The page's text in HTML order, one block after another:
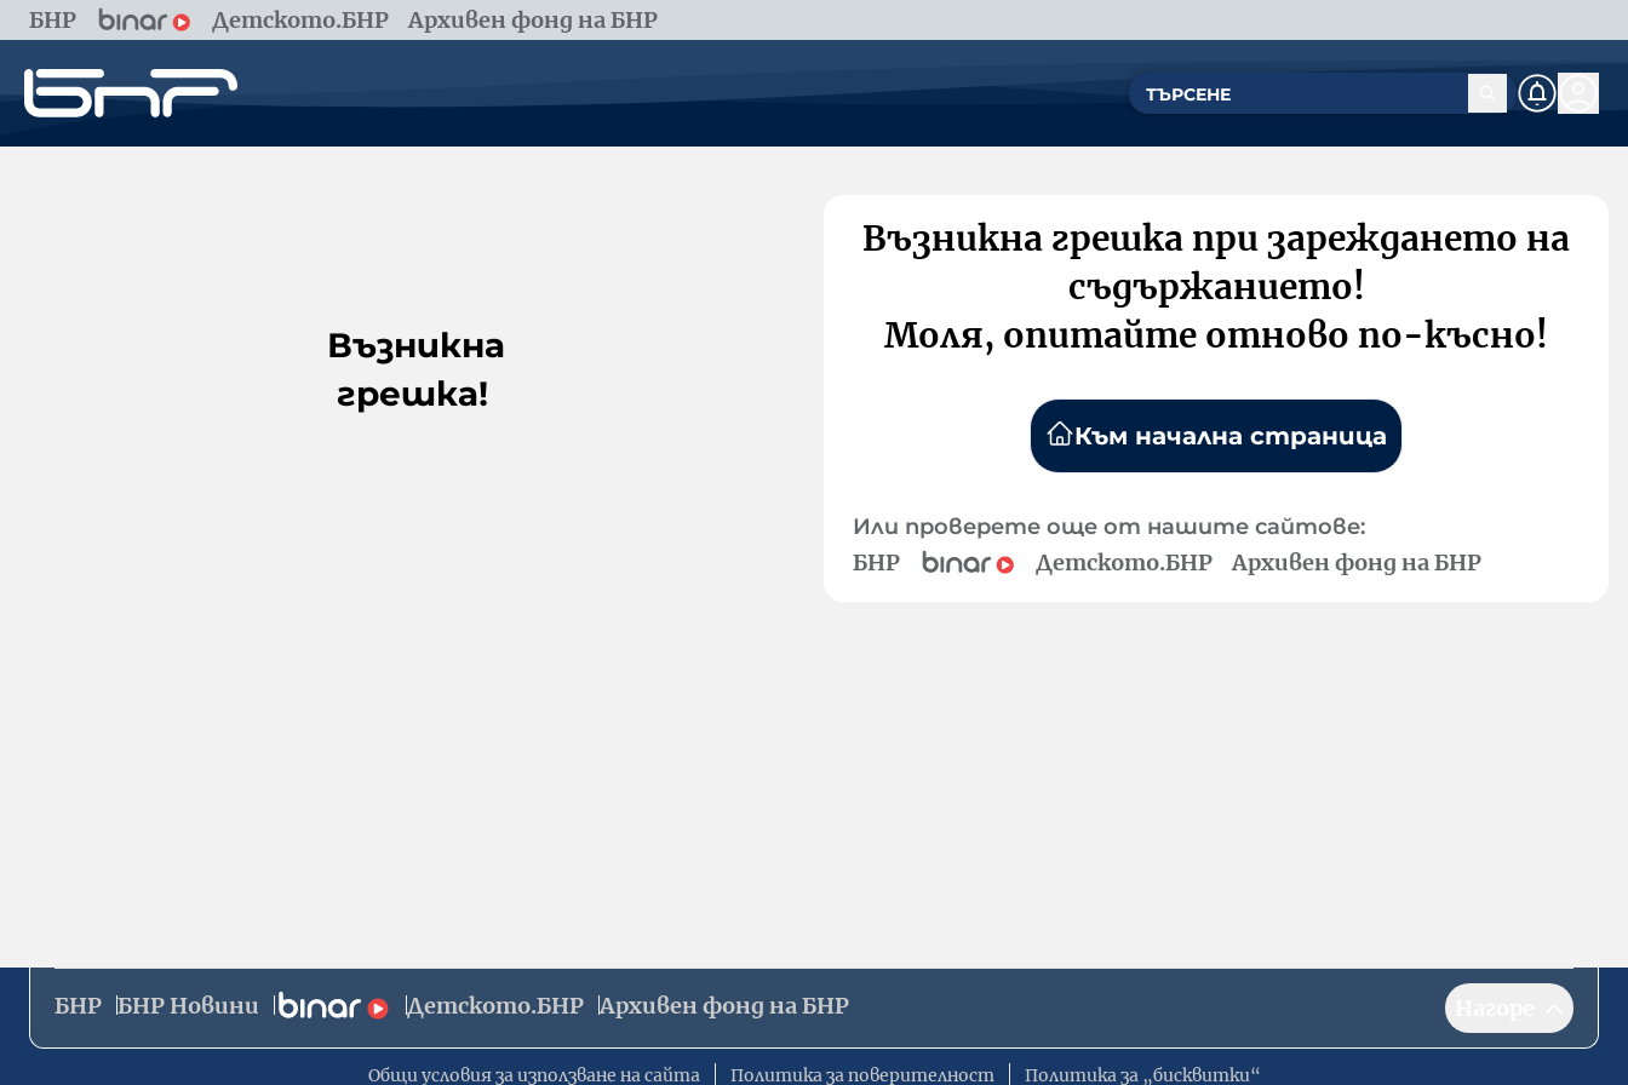
БНР Детското.БНР Архивен фонд на БНР
Възникна
грешка!
Възникна грешка при зареждането на
съдържанието!
Моля, опитайте отново по-късно!
Към начална страница
Или проверете още от нашите сайтове:
БНР Детското.БНР Архивен фонд на БНР
БНР БНР Новини Детското.БНР Архивен фонд на БНР
Общи условия за използване на сайта Политика за поверителност Политика за „бисквитки“